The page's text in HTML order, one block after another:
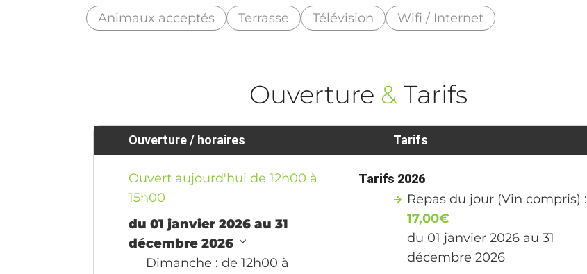
Animaux acceptés Terrasse Télévision Wifi / Internet
Ouverture & Tarifs
Ouverture / horaires
Ouvert aujourd'hui de 12h00 à
15h00
du 01 janvier 2026 au 31
décembre 2026
Dimanche : de 12h00 à
Tarifs
Tarifs 2026
Repas du jour (Vin compris) :
17,00€
du 01 janvier 2026 au 31
décembre 2026